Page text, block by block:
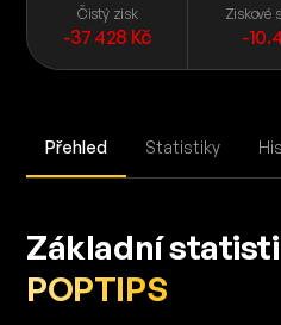
Čistý zisk
-37 428 Kč
Ziskové
-
Přehled Statistiky
Základní
POPTIPS